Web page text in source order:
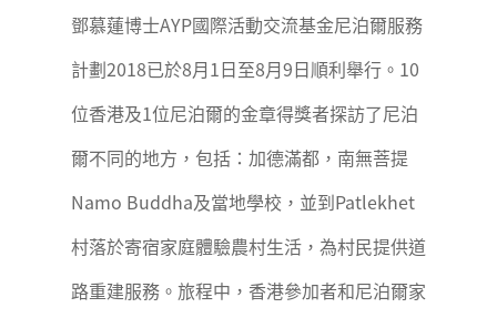
鄧慕蓮博士AYP國際活動交流基金尼泊爾服務
計劃2018已於8月1日至8月9日順利舉行。10
位香港及1位尼泊爾的金章得獎者探訪了尼泊
爾不同的地方，包括：加德滿都，南無菩提
Namo Buddha及當地學校，並到Patlekhet
村落於寄宿家庭體驗農村生活，為村民提供道
路重建服務。旅程中，香港參加者和尼泊爾家